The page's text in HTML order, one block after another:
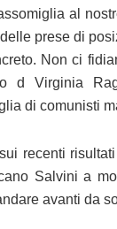
al
prese di
Non ci
d Virginia
di comunisti
recenti
Salvini a
avanti da